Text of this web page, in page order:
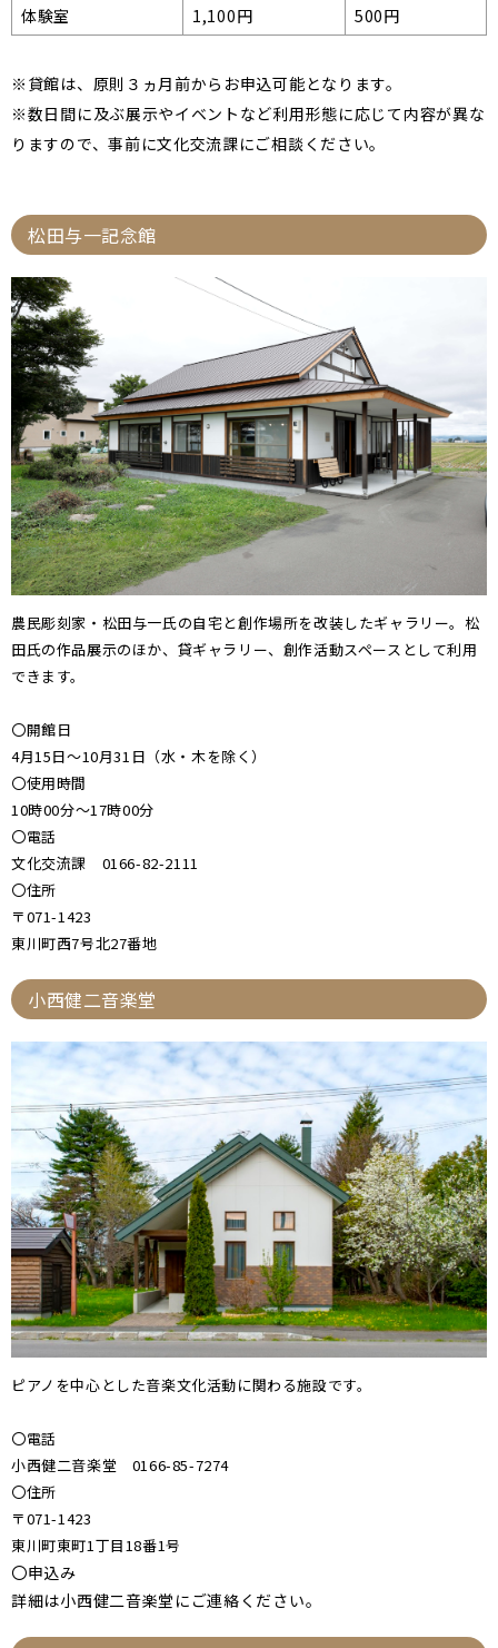
体験室 1,100円 500円
※貸館は、原則３ヵ月前からお申込可能となります。
※数日間に及ぶ展示やイベントなど利用形態に応じて内容が異な
りますので、事前に文化交流課にご相談ください。
松田与一記念館
農民彫刻家・松田与一氏の自宅と創作場所を改装したギャラリー。松
田氏の作品展示のほか、貸ギャラリー、創作活動スペースとして利用
できます。
〇開館日
4月15日～10月31日（水・木を除く）
〇使用時間
10時00分～17時00分
〇電話
文化交流課 0166-82-2111
〇住所
〒071-1423
東川町西7号北27番地
小西健二音楽堂
ピアノを中心とした音楽文化活動に関わる施設です。
〇電話
小西健二音楽堂 0166-85-7274
〇住所
〒071-1423
東川町東町1丁目18番1号
〇申込み
詳細は小西健二音楽堂にご連絡ください。